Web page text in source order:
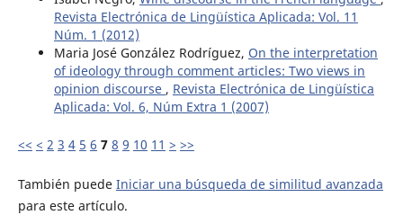
Revista Electrónica de Lingüística Aplicada: Vol. 11
Núm. 1 (2012)
Maria José González Rodríguez, On the interpretation
of ideology through comment articles: Two views in
opinion discourse , Revista Electrónica de Lingüística
Aplicada: Vol. 6, Núm Extra 1 (2007)
<< < 2 3 4 5 6 7 8 9 10 11 > >>
También puede Iniciar una búsqueda de similitud avanzada
para este artículo.